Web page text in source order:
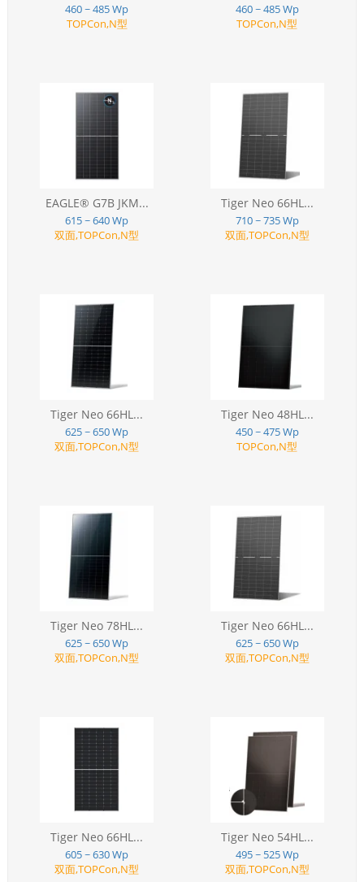
460 ~ 485 Wp
TOPCon,N型
460 ~ 485 Wp
TOPCon,N型
EAGLE® G7B JKM...
615 ~ 640 Wp
双面,TOPCon,N型
Tiger Neo 66HL...
710 ~ 735 Wp
双面,TOPCon,N型
Tiger Neo 66HL...
625 ~ 650 Wp
双面,TOPCon,N型
Tiger Neo 48HL...
450 ~ 475 Wp
TOPCon,N型
Tiger Neo 78HL...
625 ~ 650 Wp
双面,TOPCon,N型
Tiger Neo 66HL...
625 ~ 650 Wp
双面,TOPCon,N型
Tiger Neo 66HL...
605 ~ 630 Wp
双面,TOPCon,N型
Tiger Neo 54HL...
495 ~ 525 Wp
双面,TOPCon,N型